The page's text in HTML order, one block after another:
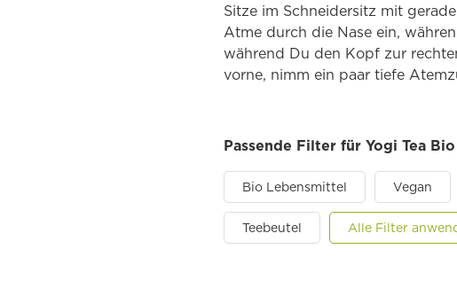
Sitze im Schneidersitz mit
Atme durch die Nase ein,
während Du den Kopf zur
vorne, nimm ein paar tiefe
Passende Filter für Yogi Tea
Bio Lebensmittel Vegan
Teebeutel Alle Filter